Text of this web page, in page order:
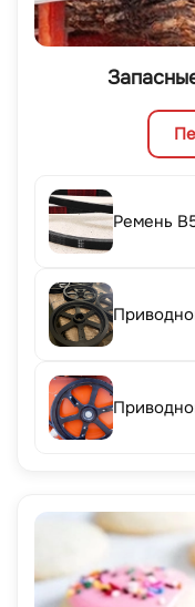
Ремень